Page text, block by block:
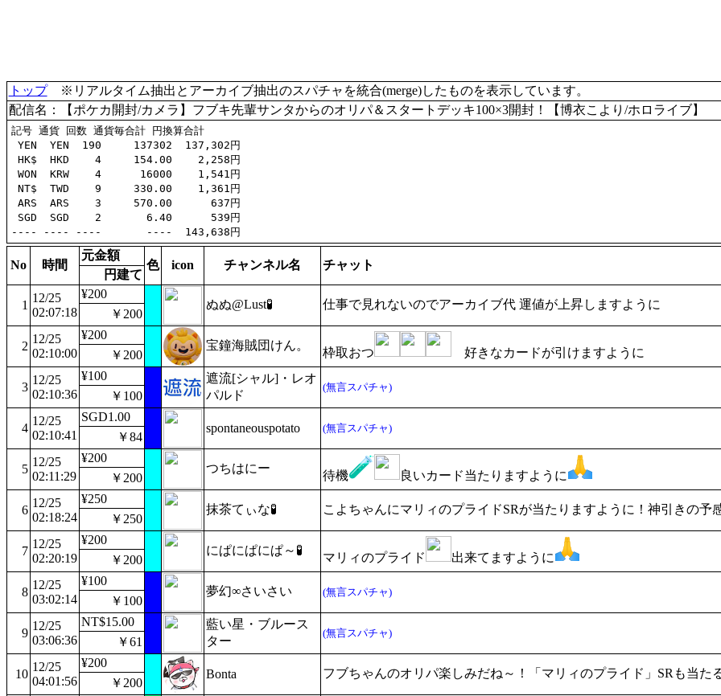
トップ※リアルタイム抽出とアーカイブ抽出のスパチャを統合(merge)したものを表示しています。
配信名：【ポケカ開封/カメラ】フブキ先輩サンタからのオリパ＆スタートデッキ100×3開封！【博衣こより/ホロライブ】
記号 通貨 回数 通貨毎合計 円換算合計
YEN  YEN  190     137302  137,302円
HK$  HKD    4     154.00    2,258円
WON  KRW    4      16000    1,541円
NT$  TWD    9     330.00    1,361円
ARS  ARS    3     570.00      637円
SGD  SGD    2       6.40      539円
No 時間
元金額
色 icon チャンネル名 チャット
円建て
1
12/25
02:07:18
¥200
ぬぬ@Lust🧪 仕事で見れないのでアーカイブ代 運値が上昇しますように
￥200
2
12/25
02:10:00
¥200
宝鐘海賊団けん。
枠取おつ 好きなカードが引けますように
￥200
3
12/25
02:10:36
¥100
遮流[シャル]・レオ
パルド
(無言スパチャ)
￥100
4
12/25
02:10:41
SGD1.00
spontaneouspotato
(無言スパチャ)
￥84
5
12/25
02:11:29
¥200
つちはにー
待機 良いカード当たりますように
￥200
6
12/25
02:18:24
¥250
抹茶てぃな🧪 こよちゃんにマリィのプライドSRが当たりますように！神引きの予
￥250
7
12/25
02:20:19
¥200
にぱにぱにぱ～🧪
マリィのプライド 出来てますように
￥200
8
12/25
03:02:14
¥100
夢幻∞さいさい (無言スパチャ)
￥100
9
12/25
03:06:36
NT$15.00
藍い星・ブルース
ター
(無言スパチャ)
￥61
10
12/25
04:01:56
¥200
Bonta
フブちゃんのオリパ楽しみだね～！「マリィのプライド」SRも当た
￥200